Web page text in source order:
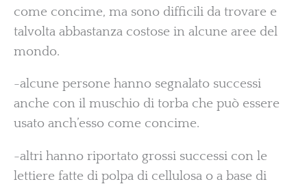
come concime, ma sono difficili da trovare e
talvolta abbastanza costose in alcune aree del
mondo.
-alcune persone hanno segnalato successi
anche con il muschio di torba che può essere
usato anch’esso come concime.
-altri hanno riportato grossi successi con le
lettiere fatte di polpa di cellulosa o a base di